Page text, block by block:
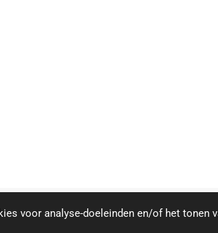
voor analyse-doeleinden en/of het tonen
Crystal Stones & Spirit